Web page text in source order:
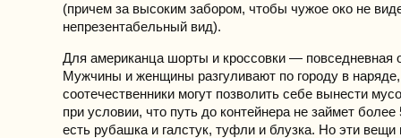
(причем за высоким забором, чтобы чужое око не
непрезентабельный вид).
Для американца шорты и кроссовки — повседневная
Мужчины и женщины разгуливают по городу в
соотечественники могут позволить себе вынести
при условии, что путь до контейнера не займет
есть рубашка и галстук, туфли и блузка. Но эти